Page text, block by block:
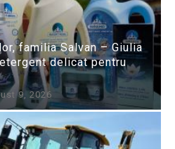
familia Salvan – Giulia
delicat pentru
9, 2026